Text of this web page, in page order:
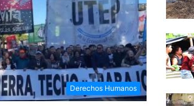
Derechos Humanos